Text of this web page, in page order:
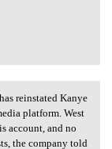
reinstated Kanye
platform. West
account, and no
the company told